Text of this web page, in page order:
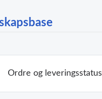
Ordre og leveringsstatus